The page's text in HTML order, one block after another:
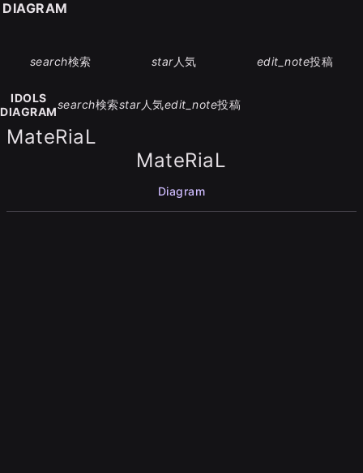
search検索 star人気 edit_note投稿
IDOLS
DIAGRAM
search検索star人気edit_note投稿
MateRiaL
MateRiaL
Diagram